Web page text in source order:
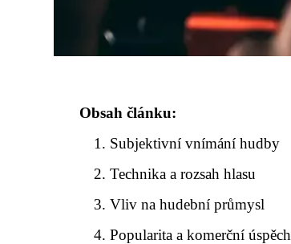
Obsah článku:
Subjektivní vnímání hudby
Technika a rozsah hlasu
Vliv na hudební průmysl
Popularita a komerční úspěch